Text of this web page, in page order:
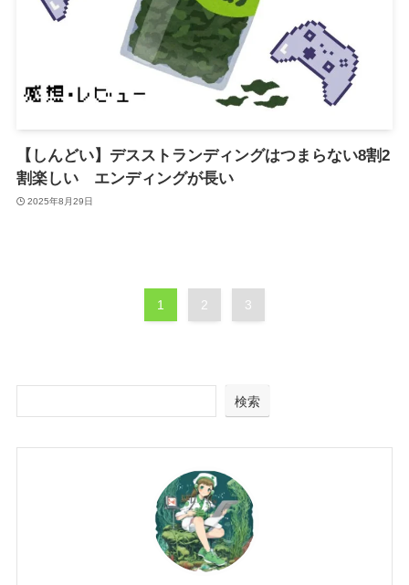
【しんどい】デスストランディングはつまらない8割2
割楽しい エンディングが長い
2025年8月29日
1 2 3
検索